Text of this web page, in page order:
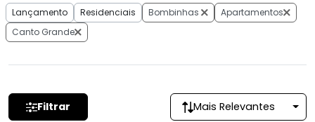
Lançamento Residenciais Bombinhas
Apartamentos
Canto Grande
Filtrar Mais Relevantes